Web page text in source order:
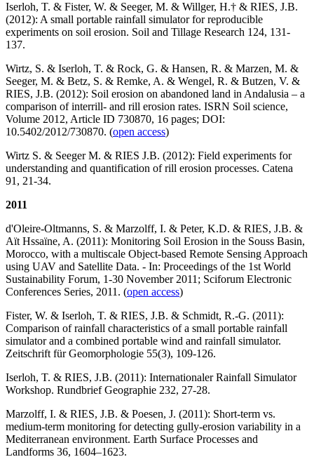
Iserloh, T. & Fister, W. & Seeger, M. & Willger, H.† & RIES, J.B.
(2012): A small portable rainfall simulator for reproducible
experiments on soil erosion. Soil and Tillage Research 124, 131-
137.
Wirtz, S. & Iserloh, T. & Rock, G. & Hansen, R. & Marzen, M. &
Seeger, M. & Betz, S. & Remke, A. & Wengel, R. & Butzen, V. &
RIES, J.B. (2012): Soil erosion on abandoned land in Andalusia – a
comparison of interrill- and rill erosion rates. ISRN Soil science,
Volume 2012, Article ID 730870, 16 pages; DOI:
10.5402/2012/730870. (open access)
Wirtz S. & Seeger M. & RIES J.B. (2012): Field experiments for
understanding and quantification of rill erosion processes. Catena
91, 21-34.
2011
d'Oleire-Oltmanns, S. & Marzolff, I. & Peter, K.D. & RIES, J.B. &
Aït Hssaïne, A. (2011): Monitoring Soil Erosion in the Souss Basin,
Morocco, with a multiscale Object-based Remote Sensing Approach
using UAV and Satellite Data. - In: Proceedings of the 1st World
Sustainability Forum, 1-30 November 2011; Sciforum Electronic
Conferences Series, 2011. (open access)
Fister, W. & Iserloh, T. & RIES, J.B. & Schmidt, R.-G. (2011):
Comparison of rainfall characteristics of a small portable rainfall
simulator and a combined portable wind and rainfall simulator.
Zeitschrift für Geomorphologie 55(3), 109-126.
Iserloh, T. & RIES, J.B. (2011): Internationaler Rainfall Simulator
Workshop. Rundbrief Geographie 232, 27-28.
Marzolff, I. & RIES, J.B. & Poesen, J. (2011): Short-term vs.
medium-term monitoring for detecting gully-erosion variability in a
Mediterranean environment. Earth Surface Processes and
Landforms 36, 1604–1623.